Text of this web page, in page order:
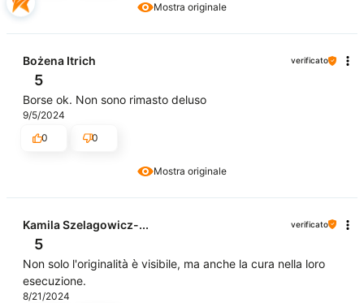
Mostra originale
Mostra originale
Bożena Itrich verificato
5
Borse ok. Non sono rimasto deluso
9/5/2024
0
0
Kamila Szelagowicz-... verificato
5
Non solo l'originalità è visibile, ma anche la cura nella loro
esecuzione.
8/21/2024